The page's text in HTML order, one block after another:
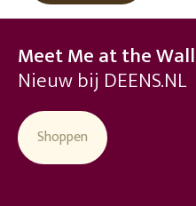
Meet Me at the Wall
Nieuw bij DEENS.NL
Shoppen